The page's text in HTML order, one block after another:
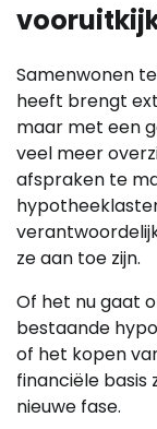
Samenwonen
heeft brengt
maar met een
veel meer
afspraken te
ze aan toe zijn.
Of het nu gaat
bestaande
of het kopen
financiële basis
nieuwe fase.